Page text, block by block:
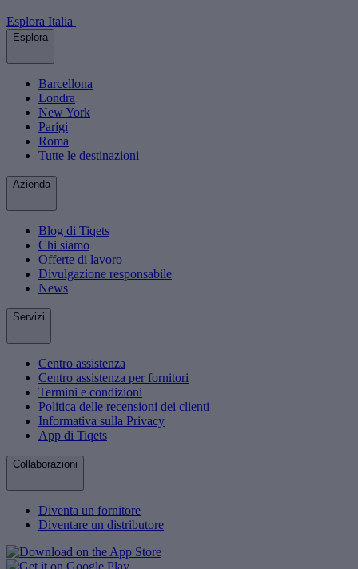
Esplora Italia
Esplora
Barcellona
Londra
New York
Parigi
Roma
Tutte le destinazioni
Azienda
Blog di Tiqets
Chi siamo
Offerte di lavoro
Divulgazione responsabile
News
Servizi
Centro assistenza
Centro assistenza per fornitori
Termini e condizioni
Politica delle recensioni dei clienti
Informativa sulla Privacy
App di Tiqets
Collaborazioni
Diventa un fornitore
Diventare un distributore